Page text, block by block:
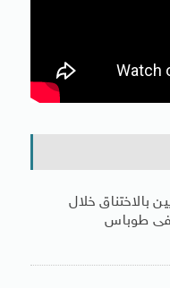
بالاختناق خلال
فى طوباس